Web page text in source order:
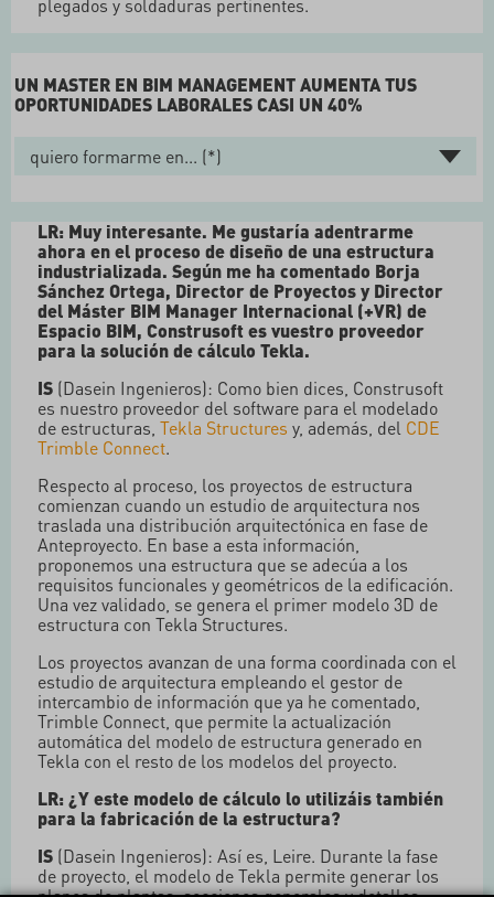
plegados y soldaduras pertinentes.
UN MASTER EN BIM MANAGEMENT AUMENTA TUS
OPORTUNIDADES LABORALES CASI UN 40%
LR: Muy interesante. Me gustaría adentrarme
ahora en el proceso de diseño de una estructura
industrializada. Según me ha comentado Borja
Sánchez Ortega, Director de Proyectos y Director
del Máster BIM Manager Internacional (+VR) de
Espacio BIM, Construsoft es vuestro proveedor
para la solución de cálculo Tekla.
IS (Dasein Ingenieros): Como bien dices, Construsoft
es nuestro proveedor del software para el modelado
de estructuras, Tekla Structures y, además, del CDE
Trimble Connect.
Respecto al proceso, los proyectos de estructura
comienzan cuando un estudio de arquitectura nos
traslada una distribución arquitectónica en fase de
Anteproyecto. En base a esta información,
proponemos una estructura que se adecúa a los
requisitos funcionales y geométricos de la edificación.
Una vez validado, se genera el primer modelo 3D de
estructura con Tekla Structures.
Los proyectos avanzan de una forma coordinada con el
estudio de arquitectura empleando el gestor de
intercambio de información que ya he comentado,
Trimble Connect, que permite la actualización
automática del modelo de estructura generado en
Tekla con el resto de los modelos del proyecto.
LR: ¿Y este modelo de cálculo lo utilizáis también
para la fabricación de la estructura?
IS (Dasein Ingenieros): Así es, Leire. Durante la fase
de proyecto, el modelo de Tekla permite generar los